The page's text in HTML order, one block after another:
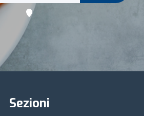
Sezioni